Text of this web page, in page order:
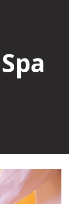
Spa